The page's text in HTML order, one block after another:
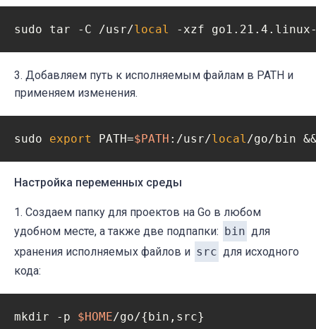
sudo tar -C /usr/local
3. Добавляем путь к исполняемым файлам в PATH и
применяем изменения.
sudo export PATH=$PATH :/usr/local/go/bin
Настройка переменных среды
1. Создаем папку для проектов на Go в любом
удобном месте, а также две подпапки: bin для
хранения исполняемых файлов и src для исходного
кода:
mkdir -p $HOME